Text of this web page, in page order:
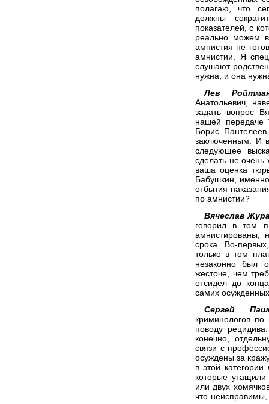
полагаю, что
должны
показателей, с
реально можем
амнистия не
амнистии. Я
слушают
нужна, и она
Лев
Анатольевич,
задать вопрос
нашей передаче
Борис
заключенным. И
следующее
сделать не
ваша оценка
Бабушкин,
отбытия
по амнистии?
Вячеслав
говорил в том
амнистированы,
срока. Во-
только в том
незаконно был
жесточе, чем
отсидел до
самих
Сергей
криминологов по
поводу
конечно,
связи с
осуждены за
в этой
которые
или двух
что